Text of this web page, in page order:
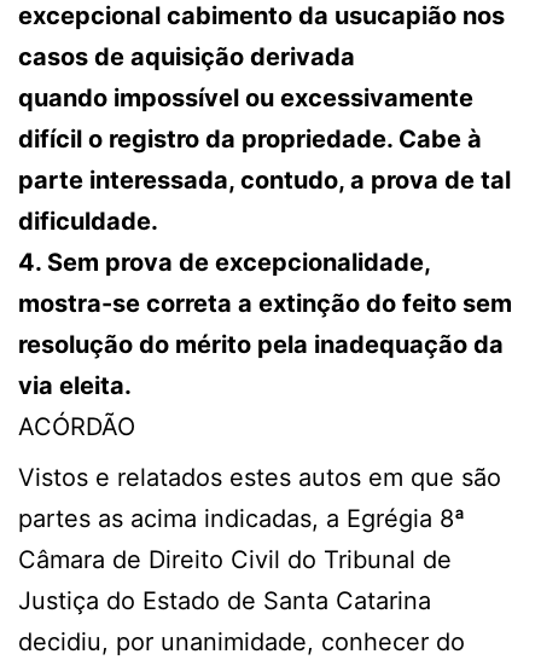
excepcional cabimento da usucapião nos
casos de aquisição derivada
quando impossível ou excessivamente
difícil o registro da propriedade. Cabe à
parte interessada, contudo, a prova de tal
dificuldade.
4. Sem prova de excepcionalidade,
mostra-se correta a extinção do feito sem
resolução do mérito pela inadequação da
via eleita.
ACÓRDÃO
Vistos e relatados estes autos em que são
partes as acima indicadas, a Egrégia 8ª
Câmara de Direito Civil do Tribunal de
Justiça do Estado de Santa Catarina
decidiu, por unanimidade, conhecer do